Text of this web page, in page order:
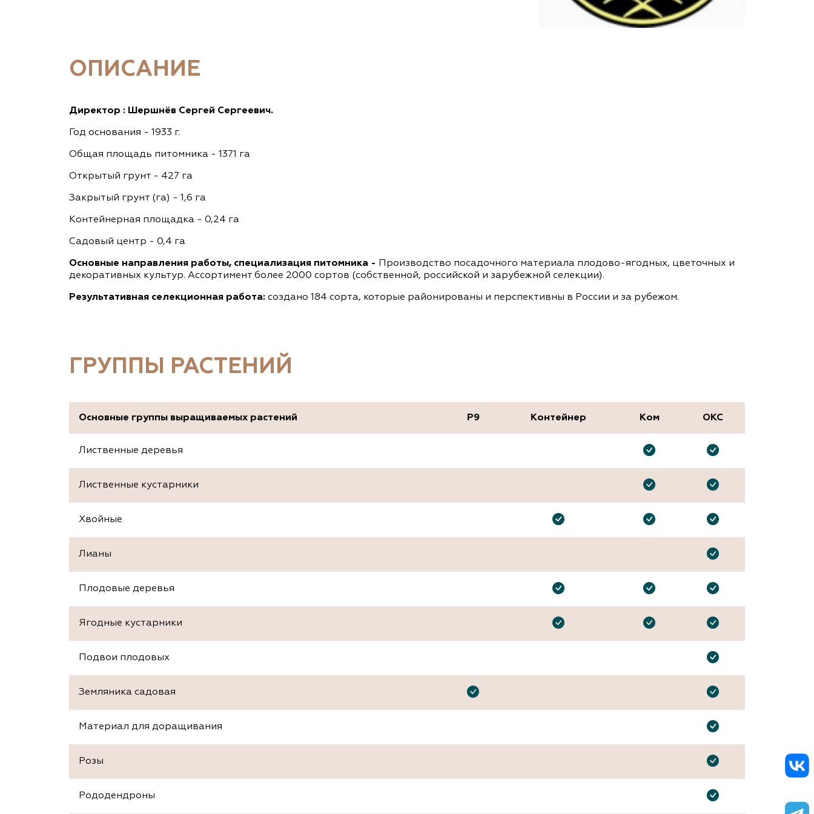
ОПИСАНИЕ
Директор : Шершнёв Сергей Сергеевич.
Год основания - 1933 г.
Общая площадь питомника - 1371 га
Открытый грунт - 427 га
Закрытый грунт (га) - 1,6 га
Контейнерная площадка - 0,24 га
Садовый центр - 0,4 га
Основные направления работы, специализация питомника - Производство посадочного материала плодово-ягодных, цветочных и
декоративных культур. Ассортимент более 2000 сортов (собственной, российской и зарубежной селекции).
Результативная селекционная работа: создано 184 сорта, которые районированы и перспективны в России и за рубежом.
ГРУППЫ РАСТЕНИЙ
Основные группы выращиваемых растений P9 Контейнер Ком ОКС
Лиственные деревья
Лиственные кустарники
Хвойные
Лианы
Плодовые деревья
Ягодные кустарники
Подвои плодовых
Земляника садовая
Материал для доращивания
Розы
Рододендроны